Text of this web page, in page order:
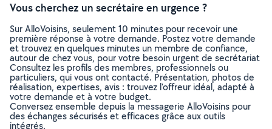
Vous cherchez un secrétaire en urgence ?
Sur AlloVoisins, seulement 10 minutes pour recevoir une
première réponse à votre demande. Postez votre demande
et trouvez en quelques minutes un membre de confiance,
autour de chez vous, pour votre besoin urgent de secrétariat
Consultez les profils des membres, professionnels ou
particuliers, qui vous ont contacté. Présentation, photos de
réalisation, expertises, avis : trouvez l'offreur idéal, adapté à
votre demande et à votre budget.
Conversez ensemble depuis la messagerie AlloVoisins pour
des échanges sécurisés et efficaces grâce aux outils
intégrés.